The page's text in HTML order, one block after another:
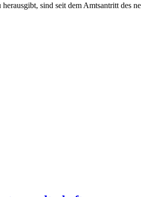
sind seit dem Amtsantritt des